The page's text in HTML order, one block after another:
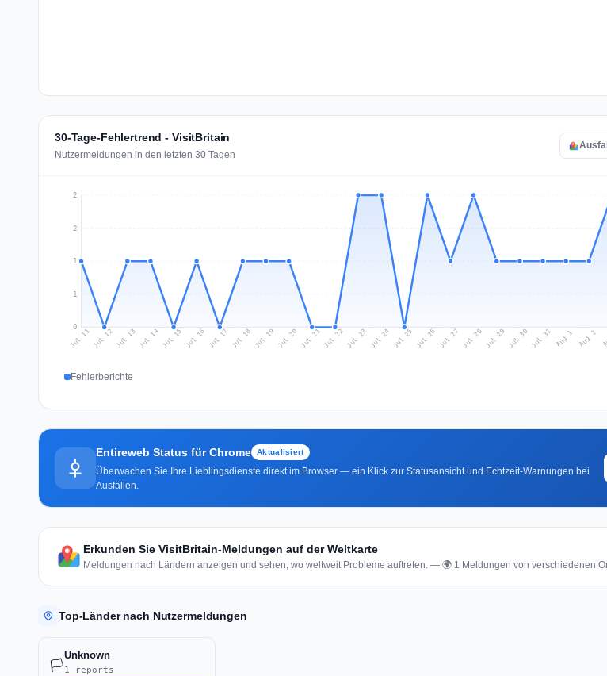
30-Tage-Fehlertrend - VisitBritain
Nutzermeldungen in den letzten 30 Tagen
0
1
1
2
2
Jul 11Jul 12Jul 13 Jul 14Jul 15 Jul 16 Jul 17 Jul 18 Jul 19 Jul 20 Jul 21Jul 22Jul 23 Jul 24 Jul 25 Jul 26 Jul 27 Jul 28Jul 29 Jul 30 Jul 31 Aug 1 Aug 2
Fehlerberichte
Entireweb Status für Chrome Aktualisiert
Überwachen Sie Ihre Lieblingsdienste direkt im Browser — ein Klick zur Statusansicht und Echtzeit-Warnungen bei
Ausfällen.
Erkunden Sie VisitBritain-Meldungen auf der Weltkarte
Meldungen nach Ländern anzeigen und sehen, wo weltweit Probleme auftreten. — 🌍 1 Meldungen von verschiedenen
Top-Länder nach Nutzermeldungen
🏳️
Unknown
1 reports